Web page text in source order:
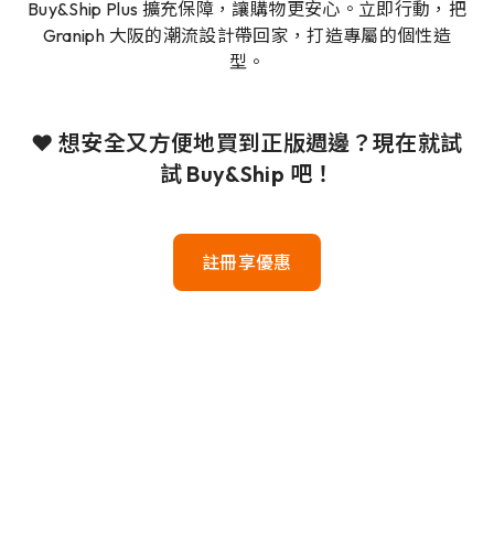
Buy&Ship Plus 擴充保障，讓購物更安心。立即行動，把
Graniph 大阪的潮流設計帶回家，打造專屬的個性造
型。
❤️ 想安全又方便地買到正版週邊？現在就試
試 Buy&Ship 吧！
註冊享優惠